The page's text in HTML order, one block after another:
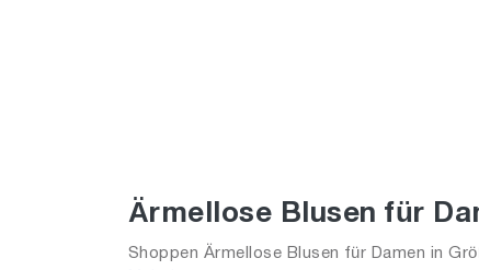
Ärmellose Blusen für
Shoppen Ärmellose Blusen für Damen in